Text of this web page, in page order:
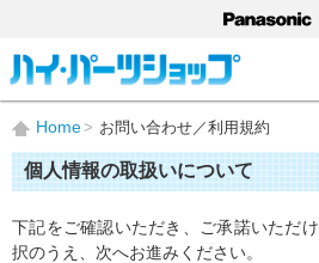
Home お問い合わせ／利用規約
個人情報の取扱いについて
下記をご確認いただき、ご承諾いただ
択のうえ、次へお進みください。